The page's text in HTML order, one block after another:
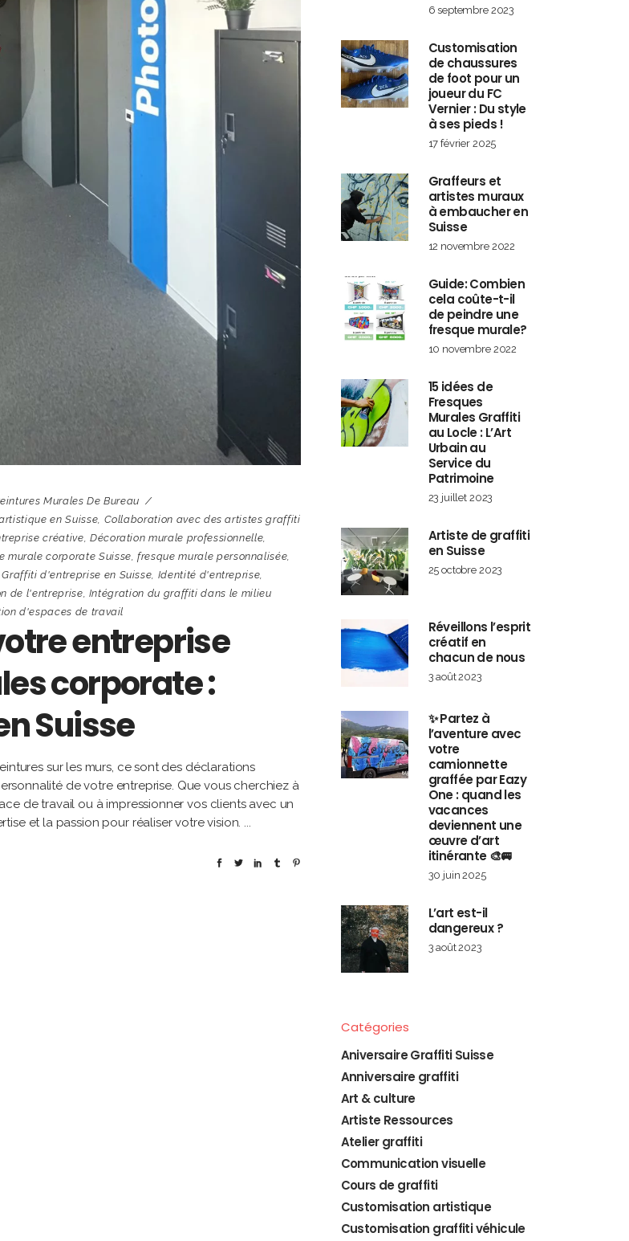
Murales De Bureau
en Suisse, Collaboration avec des artistes graffiti
créative, Décoration murale professionnelle,
murale corporate Suisse,fresque murale personnalisée,
Graffiti d'entreprise en Suisse, Identité d'entreprise,
de l'entreprise, Intégration du graffiti dans le milieu
d'espaces de travail
entreprise
corporate :
Suisse
sur les murs, ce sont des déclarations
de votre entreprise. Que vous cherchiez à
de travail ou à impressionner vos clients avec un
et la passion pour réaliser votre vision.
6 septembre 2023
Customisation
de chaussures
de foot pour un
joueur du FC
Vernier : Du style
à ses pieds !
17 février 2025
Graffeurs et
artistes muraux
à embaucher en
Suisse
12 novembre 2022
Guide: Combien
cela coûte-t-il
de peindre une
fresque murale?
10 novembre 2022
15 idées de
Fresques
Murales Graffiti
au Locle : L’Art
Urbain au
Service du
Patrimoine
23 juillet 2023
Artiste de graffiti
en Suisse
25 octobre 2023
Réveillons l’esprit
créatif en
chacun de nous
3 août 2023
✨ Partez à
l’aventure avec
votre
camionnette
graffée par Eazy
One : quand les
vacances
deviennent une
œuvre d’art
itinérante 🎨🚐
30 juin 2025
L’art est-il
dangereux ?
3 août 2023
Catégories
Aniversaire Graffiti Suisse
Anniversaire graffiti
Art & culture
Artiste Ressources
Atelier graffiti
Communication visuelle
Cours de graffiti
Customisation artistique
Customisation graffiti véhicule